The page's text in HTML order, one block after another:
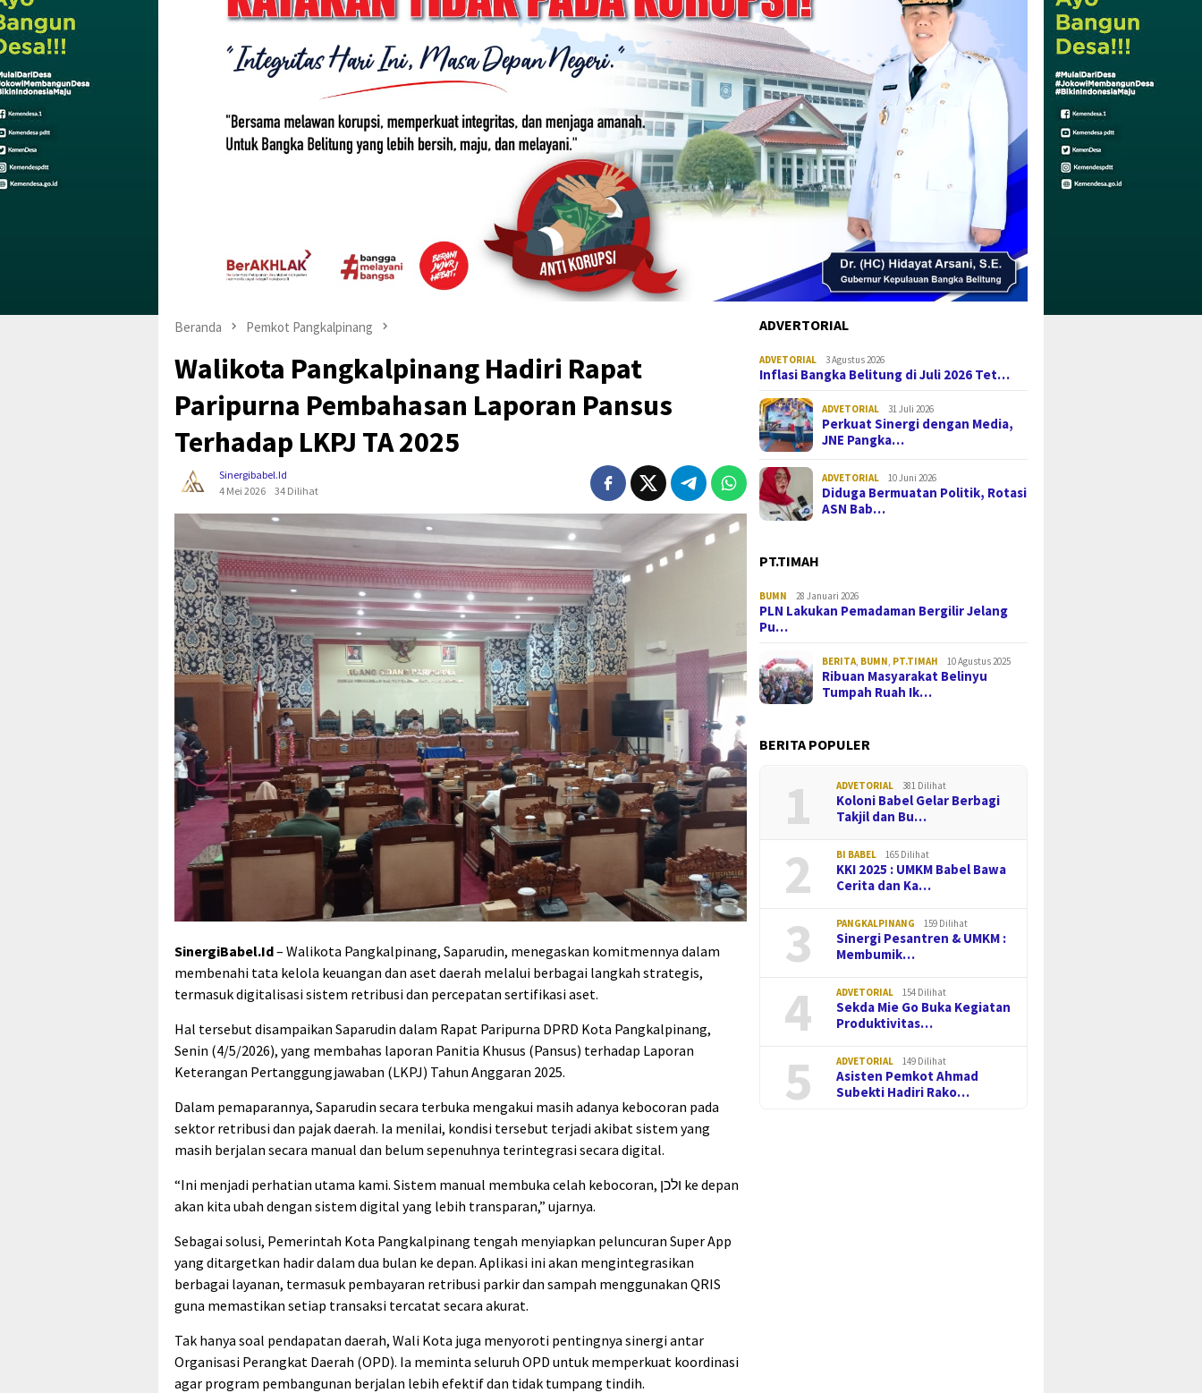
Beranda Pemkot Pangkalpinang
Walikota Pangkalpinang Hadiri Rapat
Paripurna Pembahasan Laporan Pansus
Terhadap LKPJ TA 2025
Sinergibabel.id
4 Mei 2026
34 Dilihat
SinergiBabel.Id– Walikota Pangkalpinang, Saparudin, menegaskan komitmennya dalam
membenahi tata kelola keuangan dan aset daerah melalui berbagai langkah strategis,
termasuk digitalisasi sistem retribusi dan percepatan sertifikasi aset.
Hal tersebut disampaikan Saparudin dalam Rapat Paripurna DPRD Kota Pangkalpinang,
Senin (4/5/2026), yang membahas laporan Panitia Khusus (Pansus) terhadap Laporan
Keterangan Pertanggungjawaban (LKPJ) Tahun Anggaran 2025.
Dalam pemaparannya, Saparudin secara terbuka mengakui masih adanya kebocoran pada
sektor retribusi dan pajak daerah. Ia menilai, kondisi tersebut terjadi akibat sistem yang
masih berjalan secara manual dan belum sepenuhnya terintegrasi secara digital.
“Ini menjadi perhatian utama kami. Sistem manual membuka celah kebocoran, ולכן ke depan
akan kita ubah dengan sistem digital yang lebih transparan,” ujarnya.
Sebagai solusi, Pemerintah Kota Pangkalpinang tengah menyiapkan peluncuran Super App
yang ditargetkan hadir dalam dua bulan ke depan. Aplikasi ini akan mengintegrasikan
berbagai layanan, termasuk pembayaran retribusi parkir dan sampah menggunakan QRIS
guna memastikan setiap transaksi tercatat secara akurat.
Tak hanya soal pendapatan daerah, Wali Kota juga menyoroti pentingnya sinergi antar
Organisasi Perangkat Daerah (OPD). Ia meminta seluruh OPD untuk memperkuat koordinasi
agar program pembangunan berjalan lebih efektif dan tidak tumpang tindih.
ADVERTORIAL
ADVETORIAL 3 Agustus 2026
Inflasi Bangka Belitung di Juli 2026 Tet…
ADVETORIAL 31 Juli 2026
Perkuat Sinergi dengan Media,
JNE Pangka…
ADVETORIAL 10 Juni 2026
Diduga Bermuatan Politik, Rotasi
ASN Bab…
PT.TIMAH
BUMN 28 Januari 2026
PLN Lakukan Pemadaman Bergilir Jelang
Pu…
BERITA, BUMN, PT.TIMAH 10 Agustus 2025
Ribuan Masyarakat Belinyu
Tumpah Ruah Ik…
BERITA POPULER
1 ADVETORIAL 381 Dilihat
Koloni Babel Gelar Berbagi
Takjil dan Bu…
2 BI BABEL 165 Dilihat
KKI 2025 : UMKM Babel Bawa
Cerita dan Ka…
3 PANGKALPINANG 159 Dilihat
Sinergi Pesantren & UMKM :
Membumik…
4 ADVETORIAL 154 Dilihat
Sekda Mie Go Buka Kegiatan
Produktivitas…
5 ADVETORIAL 149 Dilihat
Asisten Pemkot Ahmad
Subekti Hadiri Rako…